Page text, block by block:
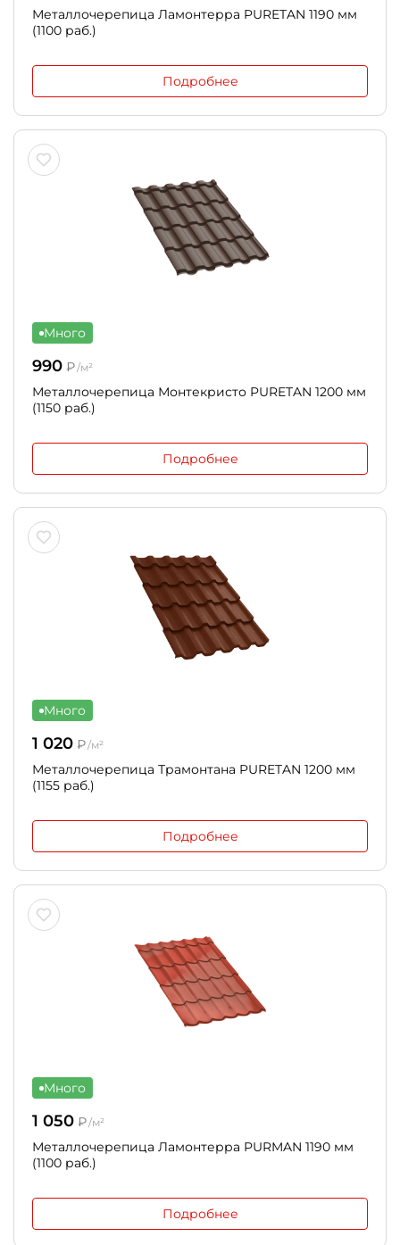
Металлочерепица Ламонтерра PURETAN 1190 мм
(1100 раб.)
Подробнее
Много
990 ₽/м²
Металлочерепица Монтекристо PURETAN 1200 мм
(1150 раб.)
Подробнее
Много
1 020 ₽/м²
Металлочерепица Трамонтана PURETAN 1200 мм
(1155 раб.)
Подробнее
Много
1 050 ₽/м²
Металлочерепица Ламонтерра PURMAN 1190 мм
(1100 раб.)
Подробнее